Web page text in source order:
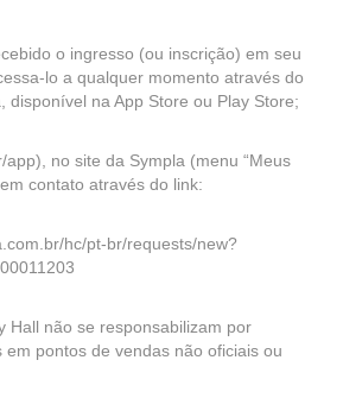
o ingresso (ou inscrição) em seu
lo a qualquer momento através do
disponível na App Store ou Play Store;
app), no site da Sympla (menu “Meus
contato através do link:
hc/pt-br/requests/new?
Hall não se responsabilizam por
em pontos de vendas não oficiais ou